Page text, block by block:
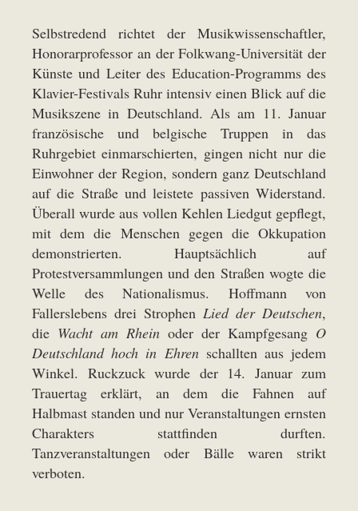
Selbstredend richtet der Musikwissenschaftler,
Honorarprofessor an der Folkwang-Universität der
Künste und Leiter des Education-Programms des
Klavier-Festivals Ruhr intensiv einen Blick auf die
Musikszene in Deutschland. Als am 11. Januar
französische und belgische Truppen in das
Ruhrgebiet einmarschierten, gingen nicht nur die
Einwohner der Region, sondern ganz Deutschland
auf die Straße und leistete passiven Widerstand.
Überall wurde aus vollen Kehlen Liedgut gepflegt,
mit dem die Menschen gegen die Okkupation
demonstrierten. Hauptsächlich auf
Protestversammlungen und den Straßen wogte die
Welle des Nationalismus. Hoffmann von
Fallerslebens drei Strophen Lied der Deutschen,
die Wacht am Rhein oder der Kampfgesang O
Deutschland hoch in Ehrenschallten aus jedem
Winkel. Ruckzuck wurde der 14. Januar zum
Trauertag erklärt, an dem die Fahnen auf
Halbmast standen und nur Veranstaltungen ernsten
Charakters stattfinden durften.
Tanzveranstaltungen oder Bälle waren strikt
verboten.